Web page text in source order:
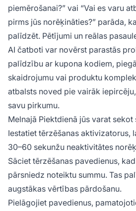
piemērošanai?” vai “Vai es varu
pirms jūs norēķināties?” parāda,
palīdzēt. Pētījumi un reālas
AI čatboti var novērst parastās
palīdzību ar kupona kodiem,
skaidrojumu vai produktu
atbalsts noved pie vairāk
savu pirkumu.
Melnajā Piektdienā jūs varat sekot
Iestatiet tērzēšanas aktivizatorus,
30–60 sekunžu neaktivitātes
Sāciet tērzēšanas pavedienus,
pārsniedz noteiktu summu. Tas
augstākas vērtības pārdošanu.
Pielāgojiet pavedienus,